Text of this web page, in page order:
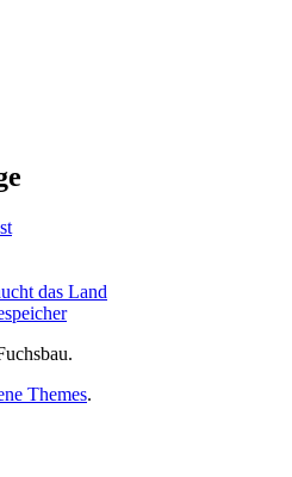
das Land
Themes.